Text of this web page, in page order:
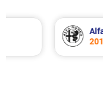
Alfa
2018